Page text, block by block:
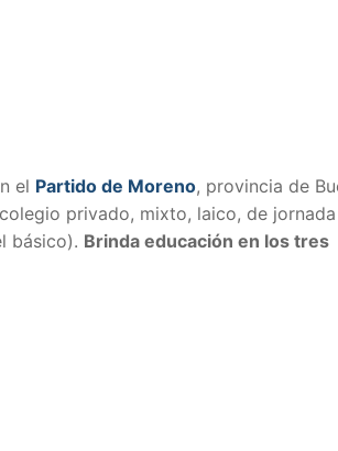
el Partido de Moreno, provincia de
privado, mixto, laico, de jornada
básico). Brinda educación en los tres